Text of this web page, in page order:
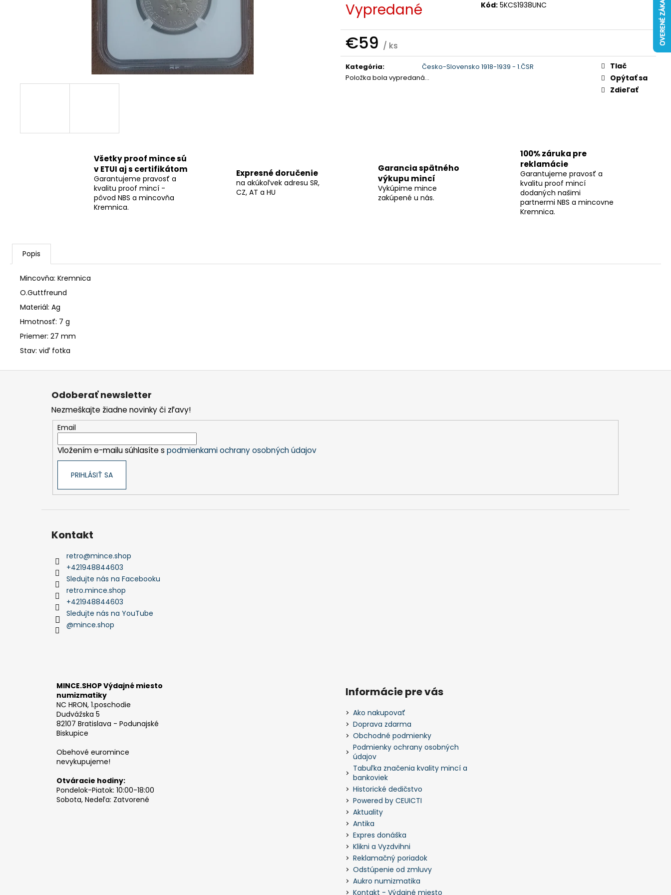
Vypredané Kód: 5KCS1938UNC
€59 / ks
Jednotková
cena:
Kategória:
Česko-Slovensko 1918-1939 - 1.ČSR
Položka bola vypredaná…
Tlač
Opýtať sa
Zdieľať
Všetky proof mince sú
v ETUI aj s certifikátom
Garantujeme pravosť a
kvalitu proof mincí -
pôvod NBS a mincovňa
Kremnica.
Expresné doručenie
na akúkoľvek adresu SR,
CZ, AT a HU
Garancia spätného
výkupu mincí
Vykúpime mince
zakúpené u nás.
100% záruka pre
reklamácie
Garantujeme pravosť a
kvalitu proof mincí
dodaných našimi
partnermi NBS a mincovne
Kremnica.
Popis
Mincovňa: Kremnica
O.Guttfreund
Materiál: Ag
Hmotnosť: 7 g
Priemer: 27 mm
Stav: viď fotka
Z
Odoberať newsletter
Nezmeškajte žiadne novinky či zľavy!
Email
Vložením e-mailu súhlasíte s podmienkami ochrany osobných údajov
PRIHLÁSIŤ SA
Kontakt
retro@mince.shop
+421948844603
Sledujte nás na Facebooku
retro.mince.shop
+421948844603
Sledujte nás na YouTube
@mince.shop
MINCE.SHOP Výdajné miesto
numizmatiky
NC HRON, 1.poschodie
Dudvážska 5
82107 Bratislava - Podunajské
Biskupice
Obehové euromince
nevykupujeme!
Otváracie hodiny:
Pondelok-Piatok: 10:00-18:00
Sobota, Nedeľa: Zatvorené
Informácie pre vás
Ako nakupovať
Doprava zdarma
Obchodné podmienky
Podmienky ochrany osobných
údajov
Tabuľka značenia kvality mincí a
bankoviek
Historické dedičstvo
Powered by CEUICTI
Aktuality
Antika
Expres donáška
Klikni a Vyzdvihni
Reklamačný poriadok
Odstúpenie od zmluvy
Aukro numizmatika
Kontakt - Výdajné miesto